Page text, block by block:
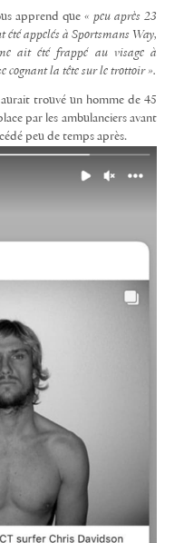
apprend que « peu après 23
été appelés à Sportsmans Way,
ait été frappé au visage à
cognant la tête sur le trottoir ».
trouvé un homme de 45
par les ambulanciers avant
peu de temps après.